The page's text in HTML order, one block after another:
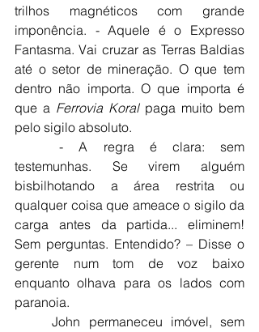
trilhos magnéticos com grande
imponência. - Aquele é o Expresso
Fantasma. Vai cruzar as Terras Baldias
até o setor de mineração. O que tem
dentro não importa. O que importa é
que a Ferrovia Koral paga muito bem
pelo sigilo absoluto.
	- A regra é clara: sem
testemunhas. Se virem alguém
bisbilhotando a área restrita ou
qualquer coisa que ameace o sigilo da
carga antes da partida... eliminem!
Sem perguntas. Entendido? – Disse o
gerente num tom de voz baixo
enquanto olhava para os lados com
paranoia.
	John permaneceu imóvel, sem